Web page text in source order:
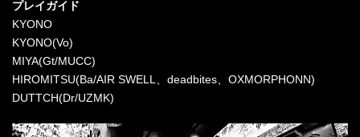
プレイガイド
KYONO
KYONO(Vo)
MIYA(Gt/MUCC)
HIROMITSU(Ba/AIR SWELL、deadbites、OXMORPHONN)
DUTTCH(Dr/UZMK)